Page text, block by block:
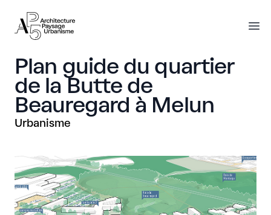
AP5
AP5
Plan guide du quartier
de la Butte de
Beauregard à Melun
Urbanisme